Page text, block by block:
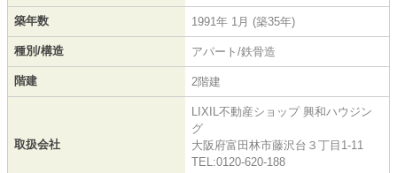
築年数 1991年 1月 (築35年)
種別/構造 アパート/鉄骨造
階建 2階建
取扱会社
LIXIL不動産ショップ 興和ハウジン
グ
大阪府富田林市藤沢台３丁目1-11
TEL:0120-620-188